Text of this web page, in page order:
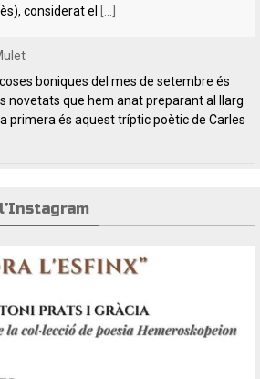
la poesia en clau feminista amb motiu
Impresa Edicions acaba de publicar
poesia que aposten, clarament i sense
autores feministes. D’una banda, han
editorial el poemari